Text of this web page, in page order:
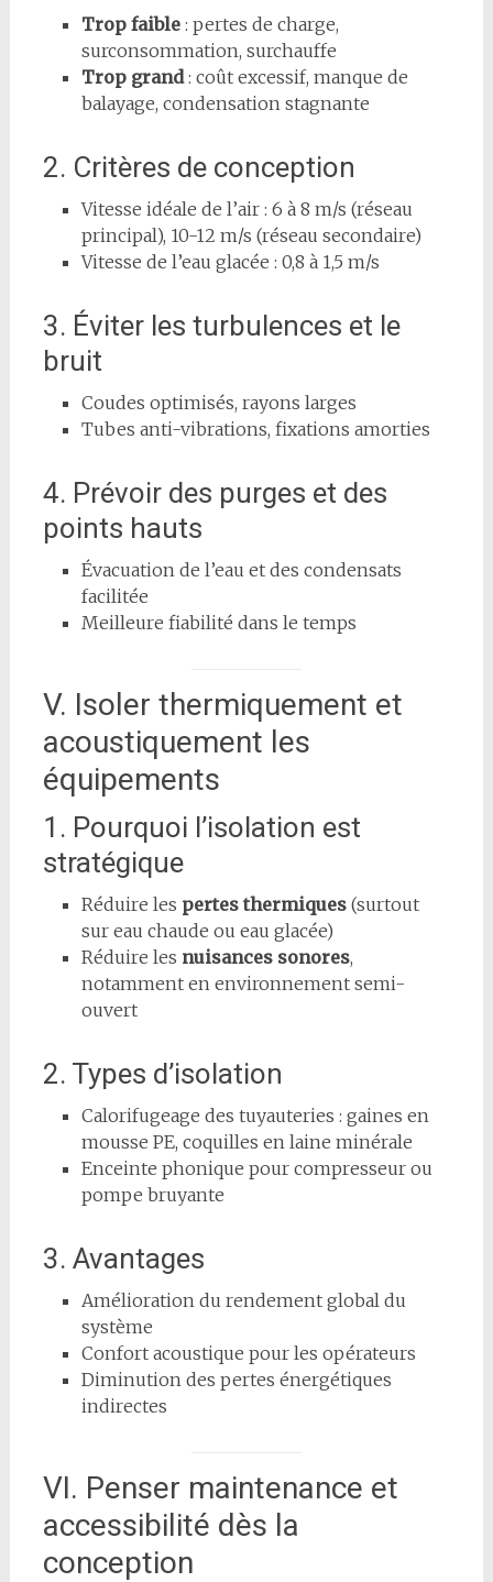
Trop faible: pertes de charge,
surconsommation, surchauffe
Trop grand: coût excessif, manque de
balayage, condensation stagnante
2. Critères de conception
Vitesse idéale de l’air : 6 à 8 m/s (réseau
principal), 10-12 m/s (réseau secondaire)
Vitesse de l’eau glacée : 0,8 à 1,5 m/s
3. Éviter les turbulences et le
bruit
Coudes optimisés, rayons larges
Tubes anti-vibrations, fixations amorties
4. Prévoir des purges et des
points hauts
Évacuation de l’eau et des condensats
facilitée
Meilleure fiabilité dans le temps
V. Isoler thermiquement et
acoustiquement les
équipements
1. Pourquoi l’isolation est
stratégique
Réduire les pertes thermiques(surtout
sur eau chaude ou eau glacée)
Réduire les nuisances sonores,
notamment en environnement semi-
ouvert
2. Types d’isolation
Calorifugeage des tuyauteries : gaines en
mousse PE, coquilles en laine minérale
Enceinte phonique pour compresseur ou
pompe bruyante
3. Avantages
Amélioration du rendement global du
système
Confort acoustique pour les opérateurs
Diminution des pertes énergétiques
indirectes
VI. Penser maintenance et
accessibilité dès la
conception